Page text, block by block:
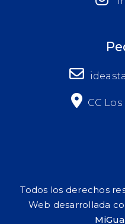
CC
Todos los derechos
Web desarrollada